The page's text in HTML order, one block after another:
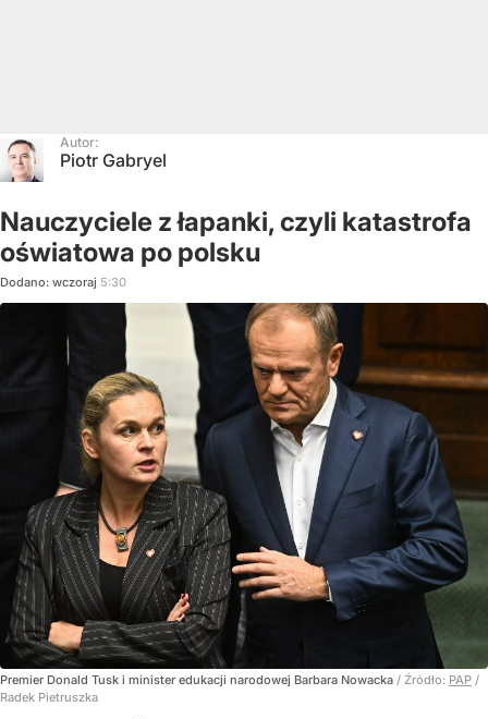
Autor:
Piotr Gabryel
Nauczyciele z łapanki, czyli katastrofa
oświatowa po polsku
Dodano: wczoraj 5:30
Premier Donald Tusk i minister edukacji narodowej Barbara Nowacka / Źródło: PAP /
Radek Pietruszka